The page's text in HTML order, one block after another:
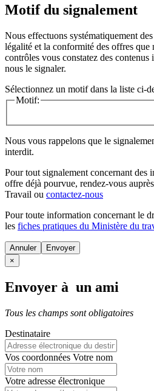
Motif du signalement
Nous effectuons systématiquement
légalité et la conformité des offres que
contrôles vous constatez des
nous le signaler.
Sélectionnez un motif dans la liste ci-
Motif:
Nous vous rappelons que le
interdit.
Pour tout signalement concernant des
offre déjà pourvue, rendez-vous
Travail ou contactez-nous
Pour toute information concernant le
les fiches pratiques du Ministère du
Annuler
×
Envoyer à un ami
Tous les champs sont obligatoires
Destinataire
Vos coordonnées Votre nom
Votre adresse électronique